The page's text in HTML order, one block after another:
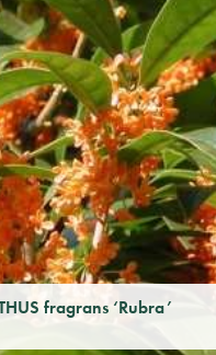
fragrans ‘Rubra’